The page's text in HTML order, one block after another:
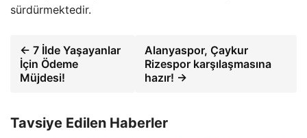
sürdürmektedir.
← 7 İlde Yaşayanlar
İçin Ödeme
Müjdesi!
Alanyaspor, Çaykur
Rizespor karşılaşmasına
hazır! →
Tavsiye Edilen Haberler